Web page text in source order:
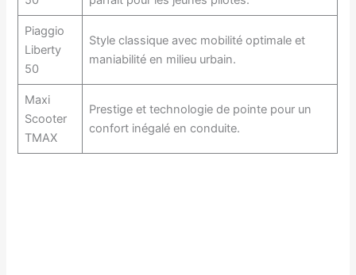
Piaggio
Liberty
50
Style classique avec mobilité optimale et
maniabilité en milieu urbain.
Maxi
Scooter
TMAX
Prestige et technologie de pointe pour un
confort inégalé en conduite.